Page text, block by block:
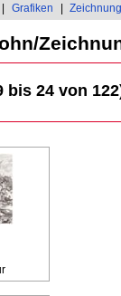
| Grafiken |
bis 24 von